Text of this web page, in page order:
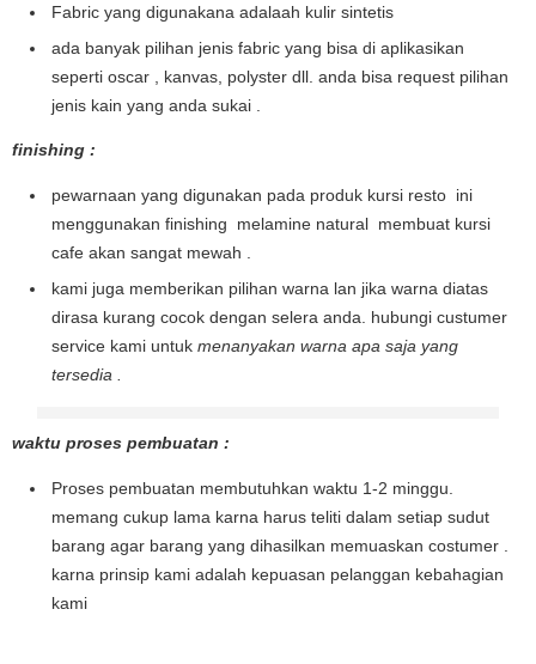
Fabric yang digunakana adalaah kulir sintetis
ada banyak pilihan jenis fabric yang bisa di aplikasikan
seperti oscar , kanvas, polyster dll. anda bisa request pilihan
jenis kain yang anda sukai .
finishing :
pewarnaan yang digunakan pada produk kursi resto ini
menggunakan finishing melamine natural membuat kursi
cafe akan sangat mewah .
kami juga memberikan pilihan warna lan jika warna diatas
dirasa kurang cocok dengan selera anda. hubungi custumer
service kami untuk menanyakan warna apa saja yang
tersedia .
waktu proses pembuatan :
Proses pembuatan membutuhkan waktu 1-2 minggu.
memang cukup lama karna harus teliti dalam setiap sudut
barang agar barang yang dihasilkan memuaskan costumer .
karna prinsip kami adalah kepuasan pelanggan kebahagian
kami